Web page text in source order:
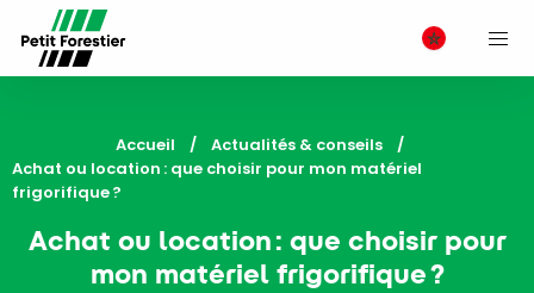
Accueil
Actualités & conseils
Current:
Achat ou location : que choisir pour mon matériel
frigorifique ?
Achat ou location : que choisir pour
mon matériel frigorifique ?